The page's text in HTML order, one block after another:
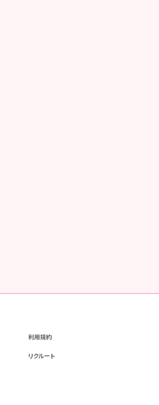
利用規約
リクルート